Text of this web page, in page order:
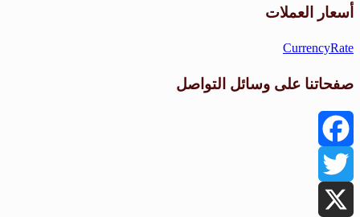
أسعار العملات
CurrencyRate
صفحاتنا على وسائل التواصل
Facebook
Twitter